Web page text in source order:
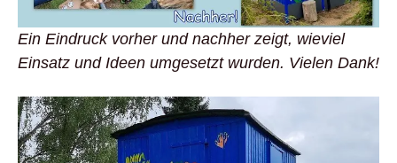
Ein Eindruck vorher und nachher zeigt, wieviel
Einsatz und Ideen umgesetzt wurden. Vielen Dank!